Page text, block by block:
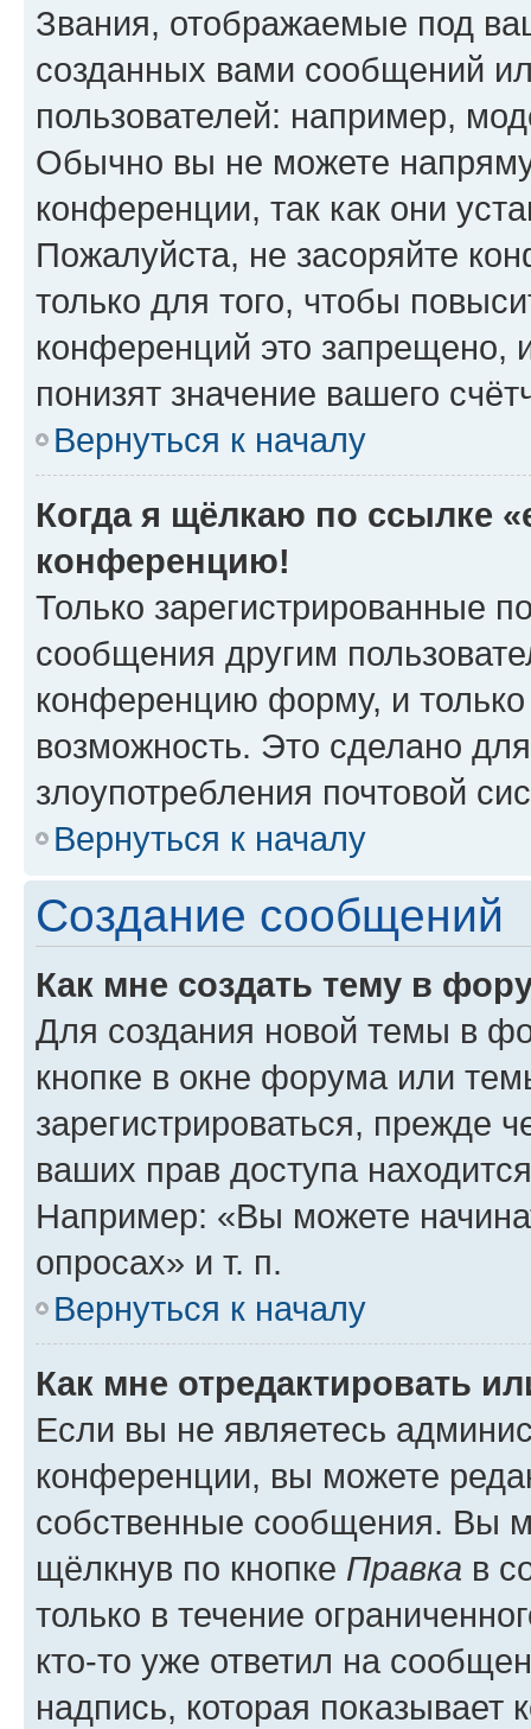
Звания, отображаемые под
созданных вами сообщений
пользователей: например,
Обычно вы не можете
конференции, так как они
Пожалуйста, не засоряйте
только для того, чтобы
конференций это запрещено,
понизят значение вашего
Вернуться к началу
Когда я щёлкаю по ссылке
конференцию!
Только зарегистрированные
сообщения другим
конференцию форму, и
возможность. Это сделано
злоупотребления почтовой
Вернуться к началу
Создание сообщений
Как мне создать тему в
Для создания новой темы в
кнопке в окне форума или
зарегистрироваться, прежде
ваших прав доступа
Например: «Вы можете
опросах» и т. п.
Вернуться к началу
Как мне отредактировать
Если вы не являетесь
конференции, вы можете
собственные сообщения. Вы
щёлкнув по кнопке Правка в
только в течение
кто-то уже ответил на
надпись, которая показывает